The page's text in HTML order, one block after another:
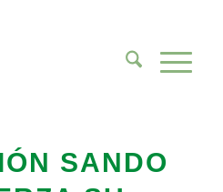
SANDO